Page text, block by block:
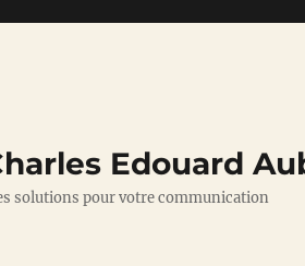
Edouard
solutions pour votre communication